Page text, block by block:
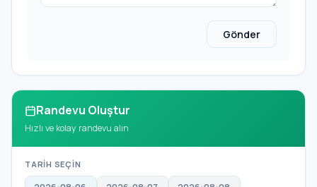
Gönder
Randevu Oluştur
Hızlı ve kolay randevu alın
TARİH SEÇİN